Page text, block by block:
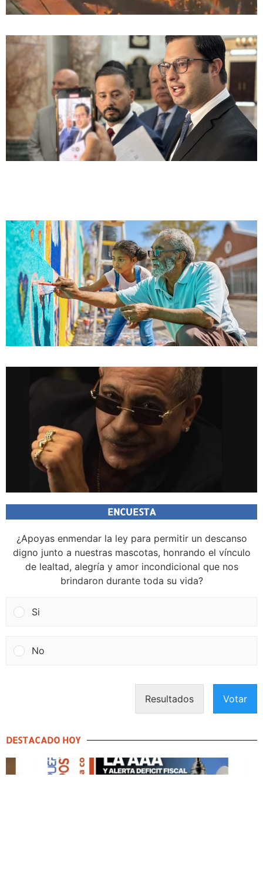
ENCUESTA
¿Apoyas enmendar la ley para permitir un descanso
digno junto a nuestras mascotas, honrando el vínculo
de lealtad, alegría y amor incondicional que nos
brindaron durante toda su vida?
Si
No
Resultados Votar
DESTACADO HOY